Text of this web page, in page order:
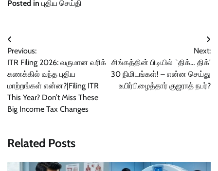
Posted in புதிய செய்தி
Post
navigation
Previous:
ITR Filing 2026: வருமான வரிக்
கணக்கில் வந்த புதிய
மாற்றங்கள் என்ன?|Filing ITR
This Year? Don’t Miss These
Big Income Tax Changes
Next:
சிங்கத்தின் பிடியில் `திக்… திக்'
30 நிமிடங்கள்! – என்ன செய்து
உயிர்பிழைத்தார் குஜராத் நபர்?
Related Posts